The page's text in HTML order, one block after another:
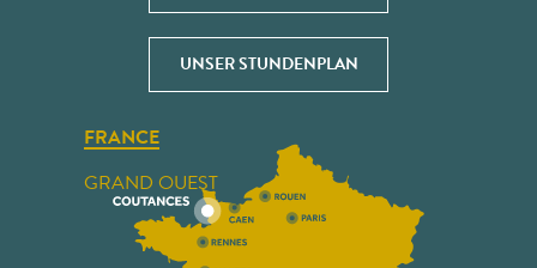
UNSER STUNDENPLAN
FRANCE
GRAND OUEST